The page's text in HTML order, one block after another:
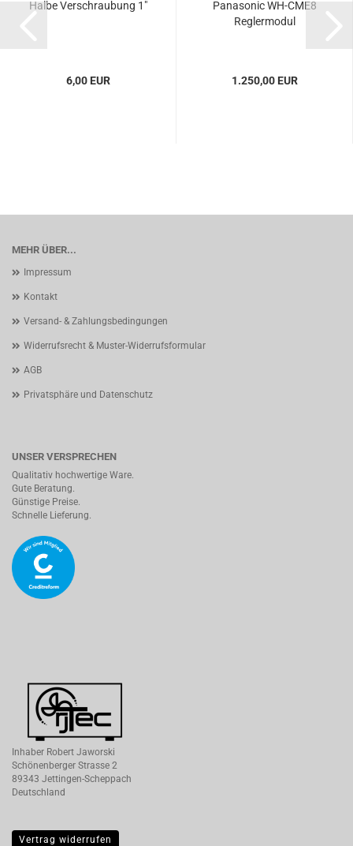
Halbe Verschraubung 1"
6,00 EUR
Panasonic WH-CME8
Reglermodul
1.250,00 EUR
MEHR ÜBER...
Impressum
Kontakt
Versand- & Zahlungsbedingungen
Widerrufsrecht & Muster-Widerrufsformular
AGB
Privatsphäre und Datenschutz
UNSER VERSPRECHEN
Qualitativ hochwertige Ware.
Gute Beratung.
Günstige Preise.
Schnelle Lieferung.
Inhaber Robert Jaworski
Schönenberger Strasse 2
89343 Jettingen-Scheppach
Deutschland
Vertrag widerrufen